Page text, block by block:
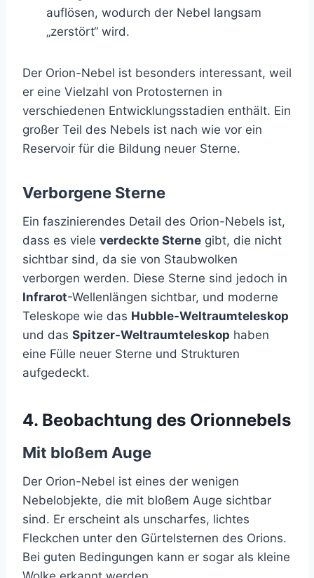
auflösen, wodurch der Nebel langsam
„zerstört“ wird.
Der Orion-Nebel ist besonders interessant, weil
er eine Vielzahl von Protosternen in
verschiedenen Entwicklungsstadien enthält. Ein
großer Teil des Nebels ist nach wie vor ein
Reservoir für die Bildung neuer Sterne.
Verborgene Sterne
Ein faszinierendes Detail des Orion-Nebels ist,
dass es viele verdeckte Sterne gibt, die nicht
sichtbar sind, da sie von Staubwolken
verborgen werden. Diese Sterne sind jedoch in
Infrarot-Wellenlängen sichtbar, und moderne
Teleskope wie das Hubble-Weltraumteleskop
und das Spitzer-Weltraumteleskop haben
eine Fülle neuer Sterne und Strukturen
aufgedeckt.
4. Beobachtung des Orionnebels
Mit bloßem Auge
Der Orion-Nebel ist eines der wenigen
Nebelobjekte, die mit bloßem Auge sichtbar
sind. Er erscheint als unscharfes, lichtes
Fleckchen unter den Gürtelsternen des Orions.
Bei guten Bedingungen kann er sogar als kleine